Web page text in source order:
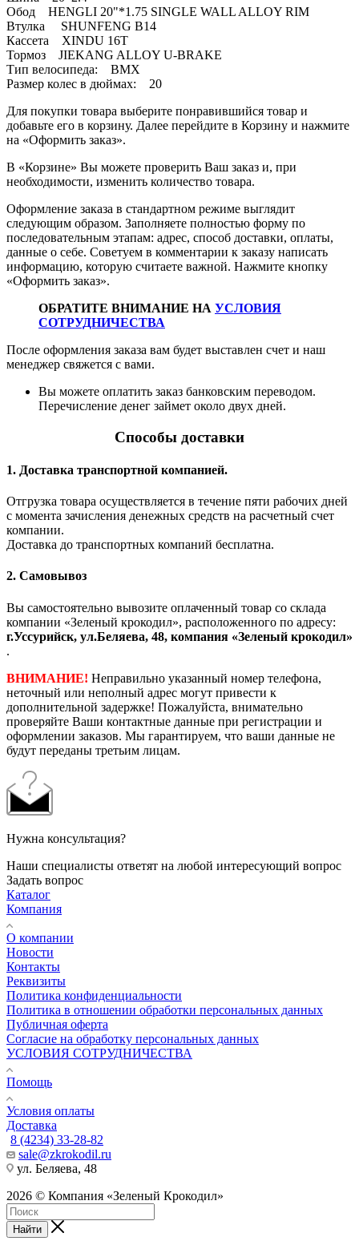
Обод HENGLI 20"*1.75 SINGLE WALL ALLOY RIM
Втулка SHUNFENG B14
Кассета XINDU 16T
Тормоз JIEKANG ALLOY U-BRAKE
Тип велосипеда: BMX
Размер колес в дюймах: 20
Для покупки товара выберите понравившийся товар и
добавьте его в корзину. Далее перейдите в Корзину и нажмите
на «Оформить заказ».
В «Корзине» Вы можете проверить Ваш заказ и, при
необходимости, изменить количество товара.
Оформление заказа в стандартном режиме выглядит
следующим образом. Заполняете полностью форму по
последовательным этапам: адрес, способ доставки, оплаты,
данные о себе. Советуем в комментарии к заказу написать
информацию, которую считаете важной. Нажмите кнопку
«Оформить заказ».
ОБРАТИТЕ ВНИМАНИЕ НА УСЛОВИЯ
СОТРУДНИЧЕСТВА
После оформления заказа вам будет выставлен счет и наш
менеджер свяжется с вами.
Вы можете оплатить заказ банковским переводом.
Перечисление денег займет около двух дней.
Способы доставки
1. Доставка транспортной компанией.
Отгрузка товара осуществляется в течение пяти рабочих дней
с момента зачисления денежных средств на расчетный счет
компании.
Доставка до транспортных компаний бесплатна.
2. Самовывоз
Вы самостоятельно вывозите оплаченный товар со склада
компании «Зеленый крокодил», расположенного по адресу:
г.Уссурийск, ул.Беляева, 48, компания «Зеленый крокодил»
.
ВНИМАНИЕ! Неправильно указанный номер телефона,
неточный или неполный адрес могут привести к
дополнительной задержке! Пожалуйста, внимательно
проверяйте Ваши контактные данные при регистрации и
оформлении заказов. Мы гарантируем, что ваши данные не
будут переданы третьим лицам.
Нужна консультация?
Наши специалисты ответят на любой интересующий вопрос
Задать вопрос
Каталог
Компания
О компании
Новости
Контакты
Реквизиты
Политика конфиденциальности
Политика в отношении обработки персональных данных
Публичная оферта
Согласие на обработку персональных данных
УСЛОВИЯ СОТРУДНИЧЕСТВА
Помощь
Условия оплаты
Доставка
8 (4234) 33-28-82
sale@zkrokodil.ru
ул. Беляева, 48
2026 © Компания «Зеленый Крокодил»
Найти